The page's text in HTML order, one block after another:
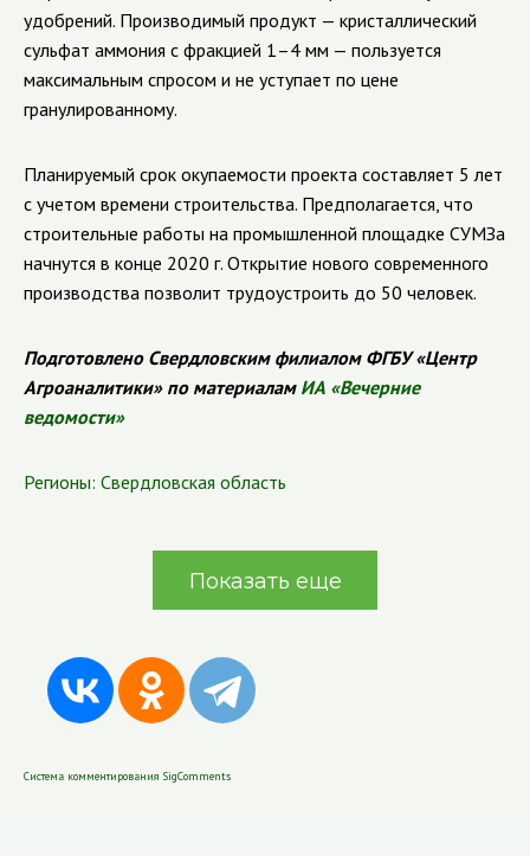
удобрений. Производимый продукт — кристаллический
сульфат аммония с фракцией 1–4 мм — пользуется
максимальным спросом и не уступает по цене
гранулированному.
Планируемый срок окупаемости проекта составляет 5 лет
с учетом времени строительства. Предполагается, что
строительные работы на промышленной площадке СУМЗа
начнутся в конце 2020 г. Открытие нового современного
производства позволит трудоустроить до 50 человек.
Подготовлено Свердловским филиалом ФГБУ «Центр
Агроаналитики» по материалам ИА «Вечерние
ведомости»
Регионы: Свердловская область
Показать еще
Система комментирования SigComments